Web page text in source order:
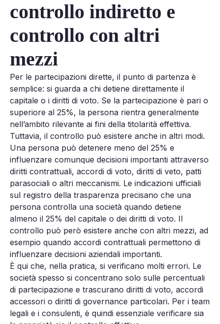
controllo indiretto e
controllo con altri
mezzi
Per le partecipazioni dirette, il punto di partenza è
semplice: si guarda a chi detiene direttamente il
capitale o i diritti di voto. Se la partecipazione è pari o
superiore al 25%, la persona rientra generalmente
nell’ambito rilevante ai fini della titolarità effettiva.
Tuttavia, il controllo può esistere anche in altri modi.
Una persona può detenere meno del 25% e
influenzare comunque decisioni importanti attraverso
diritti contrattuali, accordi di voto, diritti di veto, patti
parasociali o altri meccanismi. Le indicazioni ufficiali
sul registro della trasparenza precisano che una
persona controlla una società quando detiene
almeno il 25% del capitale o dei diritti di voto. Il
controllo può però esistere anche con altri mezzi, ad
esempio quando accordi contrattuali permettono di
influenzare decisioni aziendali importanti.
È qui che, nella pratica, si verificano molti errori. Le
società spesso si concentrano solo sulle percentuali
di partecipazione e trascurano diritti di voto, accordi
accessori o diritti di governance particolari. Per i team
legali e i consulenti, è quindi essenziale verificare sia